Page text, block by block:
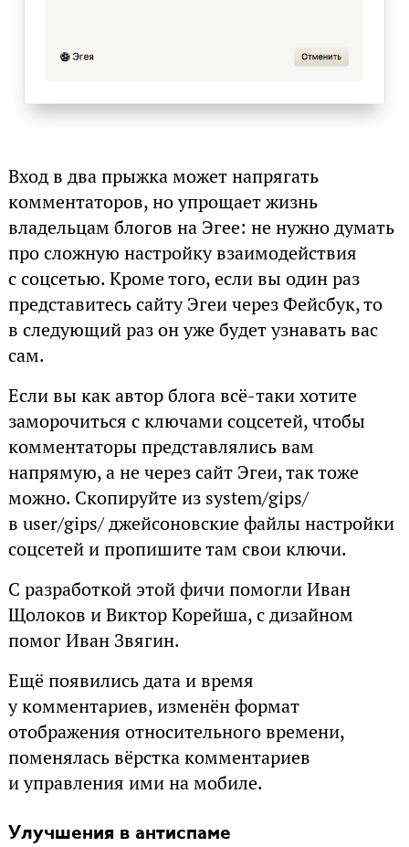
Вход в два прыжка может напрягать
комментаторов, но упрощает жизнь
владельцам блогов на Эгее: не нужно думать
про сложную настройку взаимодействия
с соцсетью. Кроме того, если вы один раз
представитесь сайту Эгеи через Фейсбук, то
в следующий раз он уже будет узнавать вас
сам.
Если вы как автор блога всё-таки хотите
заморочиться с ключами соцсетей, чтобы
комментаторы представлялись вам
напрямую, а не через сайт Эгеи, так тоже
можно. Скопируйте из system/gips/
в user/gips/ джейсоновские файлы настройки
соцсетей и пропишите там свои ключи.
С разработкой этой фичи помогли Иван
Щолоков и Виктор Корейша, с дизайном
помог Иван Звягин.
Ещё появились дата и время
у комментариев, изменён формат
отображения относительного времени,
поменялась вёрстка комментариев
и управления ими на мобиле.
Улучшения в антиспаме